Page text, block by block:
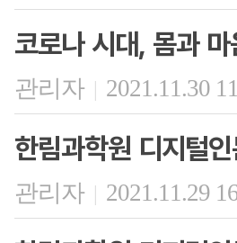
코로나 시대, 몸과
관리자 | 2021.11.30
한림과학원 디지털
관리자 | 2021.11.29